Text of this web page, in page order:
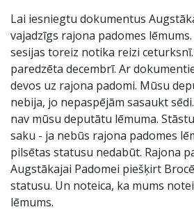
Lai iesniegtu dokumentus
vajadzīgs rajona padomes
sesijas toreiz notika reizi
paredzēta decembrī. Ar
devos uz rajona padomi. Mūsu
nebija, jo nepaspējām sasaukt
nav mūsu deputātu lēmuma.
saku - ja nebūs rajona padomes
pilsētas statusu nedabūt. Rajona
Augstākajai Padomei piešķirt
statusu. Un noteica, ka mums
lēmums.